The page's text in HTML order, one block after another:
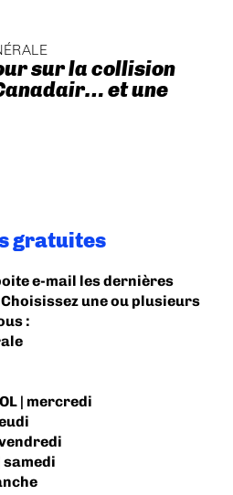
sur la collision
et une
gratuites
e-mail les dernières
une ou plusieurs
:
| mercredi
samedi